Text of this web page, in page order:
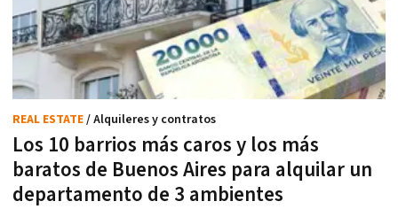
Los 10 barrios más caros y los más
baratos de Buenos Aires para alquilar un
departamento de 3 ambientes
REAL ESTATE/ Alquileres y contratos